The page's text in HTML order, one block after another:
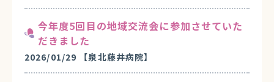
今年度5回目の地域交流会に参加させていた
だきました
2026/01/29 【泉北藤井病院】